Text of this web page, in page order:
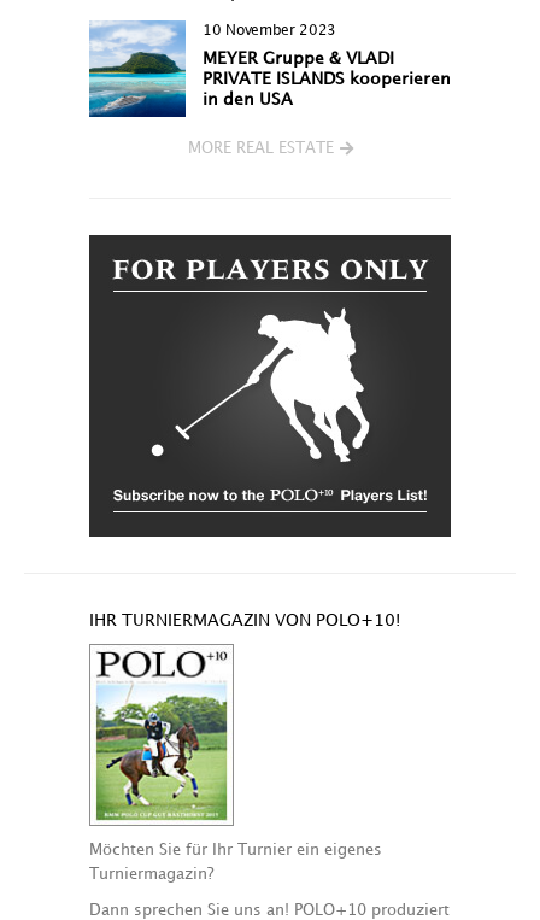
10 November 2023
MEYER Gruppe & VLADI
PRIVATE ISLANDS kooperieren
in den USA
MORE REAL ESTATE
IHR TURNIERMAGAZIN VON POLO+10!
Möchten Sie für Ihr Turnier ein eigenes
Turniermagazin?
Dann sprechen Sie uns an! POLO+10 produziert